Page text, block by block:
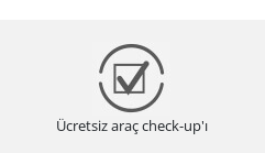
Ücretsiz araç check-up'ı